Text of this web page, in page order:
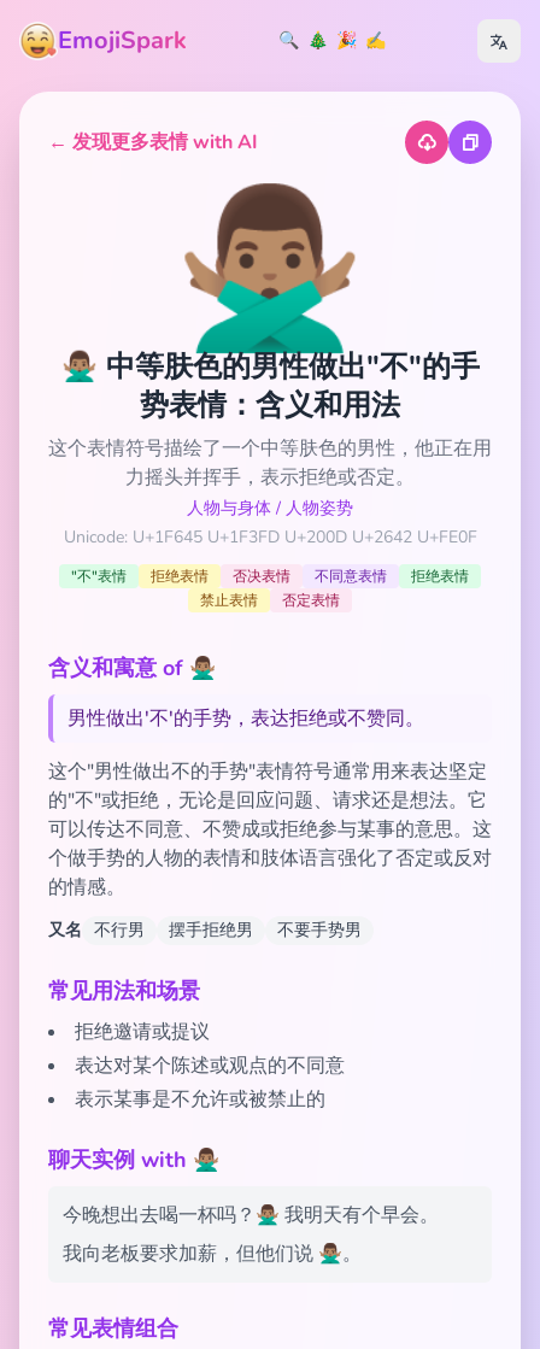
EmojiSpark 🔍 🎄 🎉 ✍️
← 发现更多表情 with AI
🙅🏽‍♂️
🙅🏽‍♂️ 中等肤色的男性做出"不"的手
势表情：含义和用法
这个表情符号描绘了一个中等肤色的男性，他正在用
力摇头并挥手，表示拒绝或否定。
人物与身体 / 人物姿势
Unicode: U+1F645 U+1F3FD U+200D U+2642 U+FE0F
"不"表情 拒绝表情 否决表情 不同意表情
拒绝表情
禁止表情
否定表情
含义和寓意 of 🙅🏽‍♂️
男性做出'不'的手势，表达拒绝或不赞同。
这个"男性做出不的手势"表情符号通常用来表达坚定
的"不"或拒绝，无论是回应问题、请求还是想法。它
可以传达不同意、不赞成或拒绝参与某事的意思。这
个做手势的人物的表情和肢体语言强化了否定或反对
的情感。
又名 不行男 摆手拒绝男 不要手势男
常见用法和场景
拒绝邀请或提议
表达对某个陈述或观点的不同意
表示某事是不允许或被禁止的
聊天实例 with 🙅🏽‍♂️
今晚想出去喝一杯吗？🙅🏽‍♂️ 我明天有个早会。
我向老板要求加薪，但他们说 🙅🏽‍♂️。
常见表情组合